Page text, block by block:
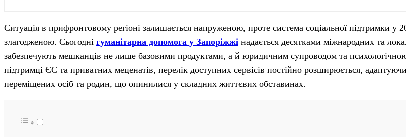
Ситуація в прифронтовому регіоні залишається напруженою, проте система соціальної підтримки у
злагодженою. Сьогодні гуманітарна допомога у Запоріжжі надається десятками міжнародних та
забезпечують мешканців не лише базовими продуктами, а й юридичним супроводом та психологічною
підтримці ЄС та приватних меценатів, перелік доступних сервісів постійно розширюється,
переміщених осіб та родин, що опинилися у складних життєвих обставинах.